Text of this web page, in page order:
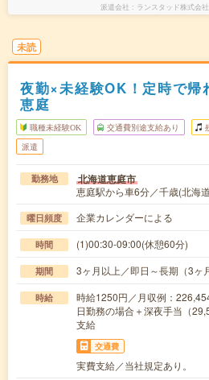
派遣会社 ランスタッド株式会
未読
夜勤×未経験OK！定時で帰
恵庭
職種未経験OK 交通費別途支給あり
派遣
勤務地 北海道恵庭市
恵庭駅から車6分／千歳(北海
曜日頻度 企業カレンダーによる
時間 (1)00:30-09:00(休憩60分)
期間 3ヶ月以上／即日～長期（3ヶ
時給
時給1250円／月収例：
日勤務の場合＋深夜手当（
支給
交通費
実費支給／当社規定あり。